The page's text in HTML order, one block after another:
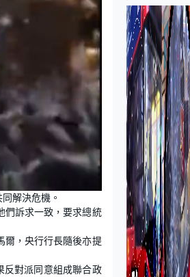
解決危機。
們訴求一致，要求總統
爾，央行行長隨後亦提
反對派同意組成聯合政